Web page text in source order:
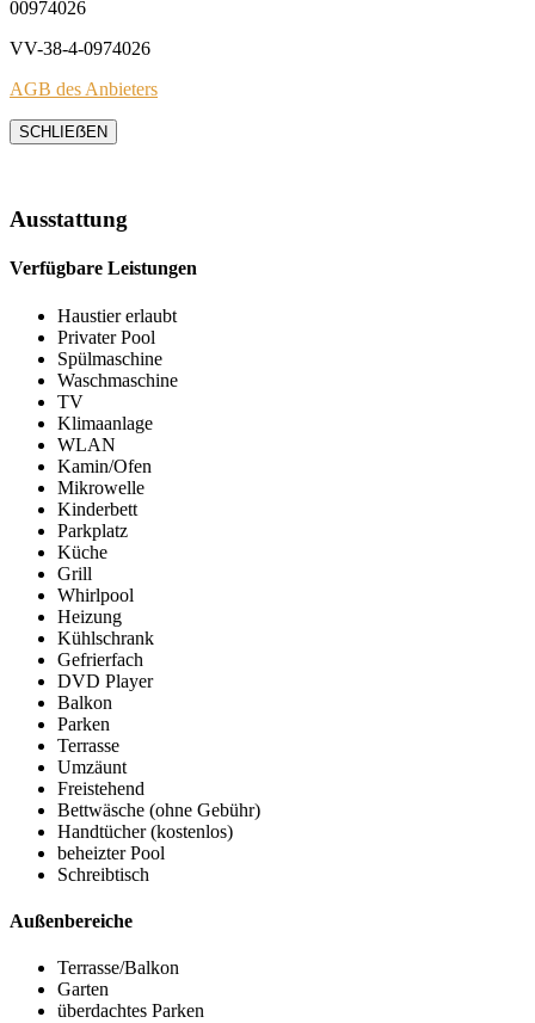
00974026
VV-38-4-0974026
AGB des Anbieters
SCHLIEẞEN
Ausstattung
Verfügbare Leistungen
Haustier erlaubt
Privater Pool
Spülmaschine
Waschmaschine
TV
Klimaanlage
WLAN
Kamin/Ofen
Mikrowelle
Kinderbett
Parkplatz
Küche
Grill
Whirlpool
Heizung
Kühlschrank
Gefrierfach
DVD Player
Balkon
Parken
Terrasse
Umzäunt
Freistehend
Bettwäsche (ohne Gebühr)
Handtücher (kostenlos)
beheizter Pool
Schreibtisch
Außenbereiche
Terrasse/Balkon
Garten
überdachtes Parken